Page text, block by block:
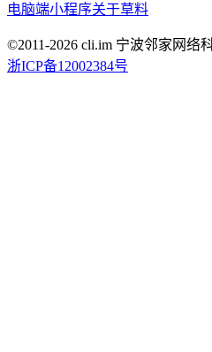
电脑端小程序关于草料
©2011-2026 cli.im 宁波邻家网络
浙ICP备12002384号